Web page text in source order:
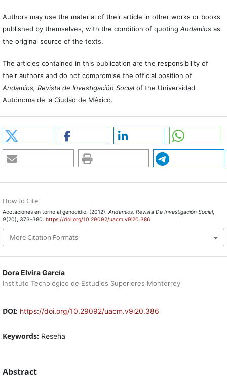
Dora Elvira García
Instituto Tecnológico de Estudios Superiores Monterrey
DOI: https://doi.org/10.29092/uacm.v9i20.386
Keywords: Reseña
Abstract
Authors may use the material of their article in other works or books
published by themselves, with the condition of quoting Andamiosas
the original source of the texts.
The articles contained in this publication are the responsibility of
their authors and do not compromise the official position of
Andamios, Revista de Investigación Social of the Universidad
Autónoma de la Ciudad de México.
How to Cite
Acotaciones en torno al genocidio. (2012). Andamios, Revista De Investigación Social,
9(20), 373-380. https://doi.org/10.29092/uacm.v9i20.386
More Citation Formats